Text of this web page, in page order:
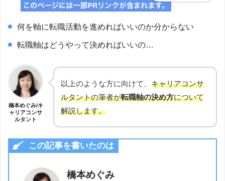
何を軸に転職活動を進めればいいのか分からない
転職軸はどうやって決めればいいの…
橋本めぐみ/キ
ャリアコンサ
ルタント
以上のような方に向けて、 キャリアコンサ
ルタントの筆者が転職軸の決め方について
解説します。
この記事を書いたのは
橋本めぐみ